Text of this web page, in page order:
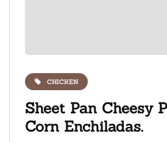
CHICKEN
Sheet Pan Cheesy
Corn Enchiladas.